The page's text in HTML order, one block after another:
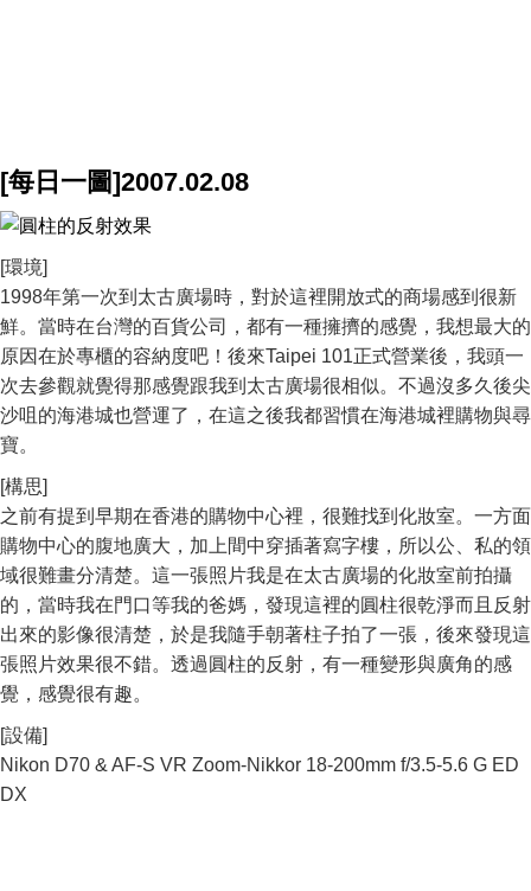
[每日一圖]2007.02.08
[環境]
1998年第一次到太古廣場時，對於這裡開放式的商場感到很新
鮮。當時在台灣的百貨公司，都有一種擁擠的感覺，我想最大的
原因在於專櫃的容納度吧！後來Taipei 101正式營業後，我頭一
次去參觀就覺得那感覺跟我到太古廣場很相似。不過沒多久後尖
沙咀的海港城也營運了，在這之後我都習慣在海港城裡購物與尋
寶。
[構思]
之前有提到早期在香港的購物中心裡，很難找到化妝室。一方面
購物中心的腹地廣大，加上間中穿插著寫字樓，所以公、私的領
域很難畫分清楚。這一張照片我是在太古廣場的化妝室前拍攝
的，當時我在門口等我的爸媽，發現這裡的圓柱很乾淨而且反射
出來的影像很清楚，於是我隨手朝著柱子拍了一張，後來發現這
張照片效果很不錯。透過圓柱的反射，有一種變形與廣角的感
覺，感覺很有趣。
[設備]
Nikon D70 & AF-S VR Zoom-Nikkor 18-200mm f/3.5-5.6 G ED
DX